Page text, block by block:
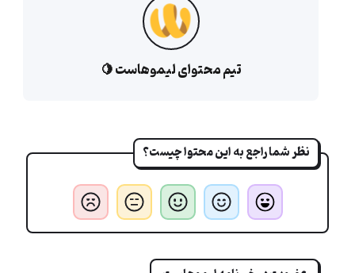
تیم محتوای لیموهاست 🍋
نظر شما راجع به این محتوا چیست؟